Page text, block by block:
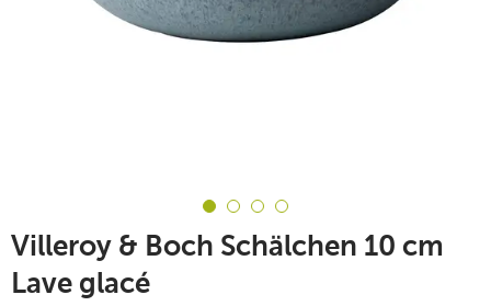
Villeroy & Boch Schälchen 10 cm
Lave glacé